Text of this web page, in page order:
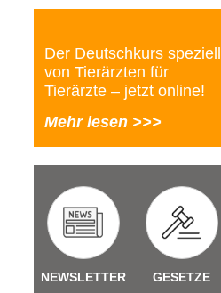
Der Deutschkurs speziell
von Tierärzten für
Tierärzte – jetzt online!
Mehr lesen >>>
NEWSLETTER GESETZE